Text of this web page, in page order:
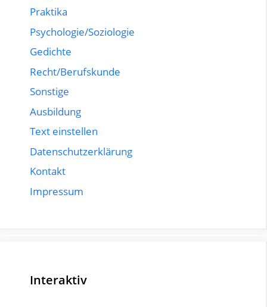
Praktika
Psychologie/Soziologie
Gedichte
Recht/Berufskunde
Sonstige
Ausbildung
Text einstellen
Datenschutzerklärung
Kontakt
Impressum
Interaktiv